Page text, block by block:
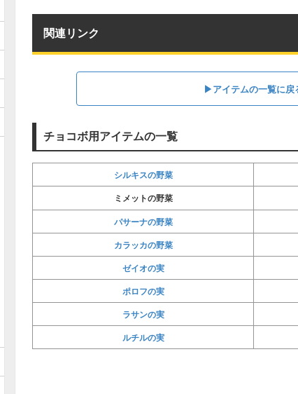
関連リンク
▶アイテムの一覧に戻
チョコボ用アイテムの一覧
シルキスの野菜
ミメットの野菜
パサーナの野菜
カラッカの野菜
ゼイオの実
ポロフの実
ラサンの実
ルチルの実